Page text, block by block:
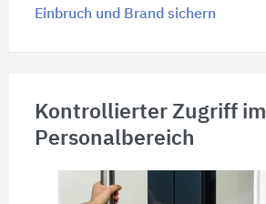
Einbruch und Brand sichern
Kontrollierter Zugriff im
Personalbereich